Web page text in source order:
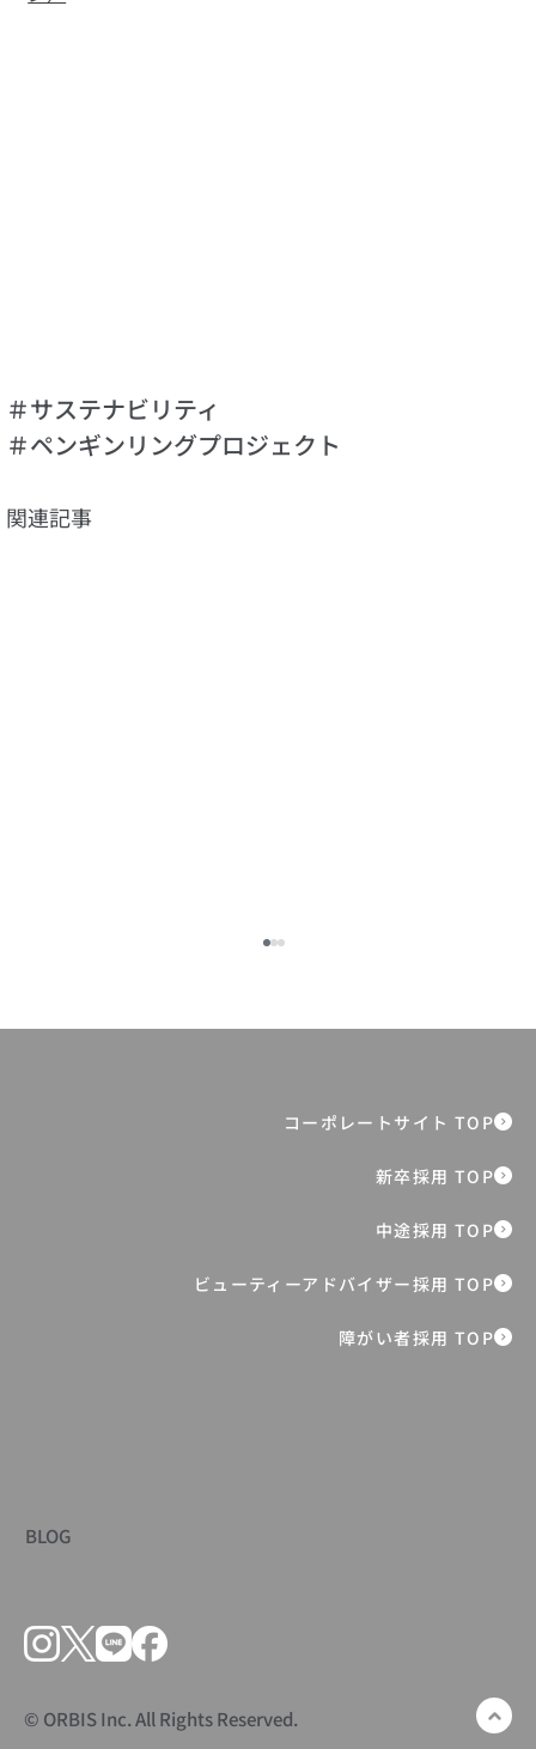
＃サステナビリティ
＃ペンギンリングプロジェクト
関連記事
【クイズ全5問】あなたは何問正解でき
BLOG
障がい者採用 TOP
© ORBIS Inc. All Rights Reserved.